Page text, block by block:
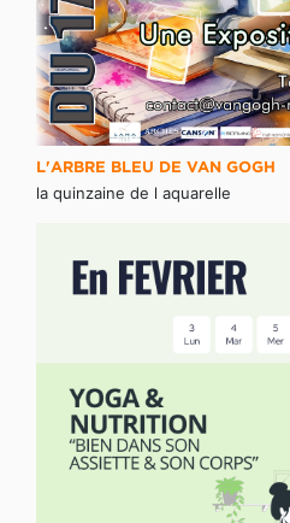
L'ARBRE BLEU DE VAN GOGH
la quinzaine de l aquarelle